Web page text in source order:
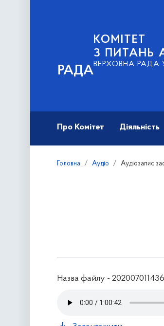
РАДА
КОМІТЕТ
З ПИТАНЬ
ВЕРХОВНА РАДА
Про Комітет Діяльність
Головна Аудіо Аудіозапис
Назва файлу -